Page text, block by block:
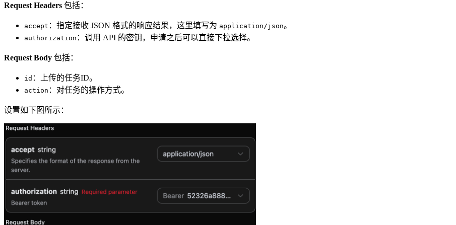
Request Headers 包括：
accept ：指定接收 JSON 格式的响应结果，这里填写为 application/json。
authorization ：调用 API 的密钥，申请之后可以直接下拉选择。
Request Body 包括：
id ：上传的任务ID。
action ：对任务的操作方式。
设置如下图所示：